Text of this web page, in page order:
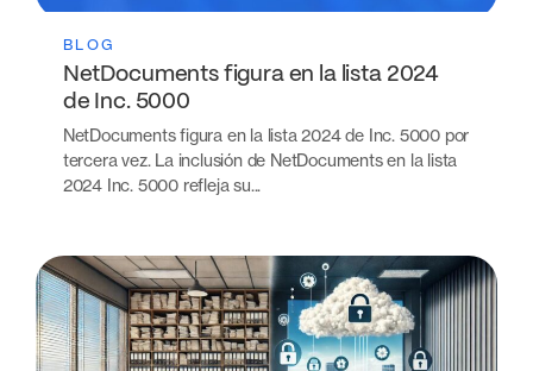
BLOG
NetDocuments figura en la lista 2024
de Inc. 5000
NetDocuments figura en la lista 2024 de Inc. 5000 por
tercera vez. La inclusión de NetDocuments en la lista
2024 Inc. 5000 refleja su...